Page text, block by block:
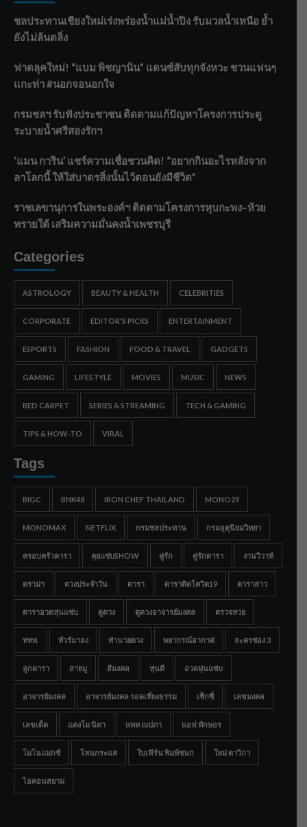
ชลประทานเชียงใหม่เร่งพร่องน้ำแม่น้ำปิง รับมวลน้ำเหนือ ย้ำ
ยังไม่ล้นตลิ่ง
ฟาดลุคใหม่! “แบม พิชญานิน” แดนซ์สับทุกจังหวะ ชวนแฟนๆ
แกะท่า #นอกจอนอกใจ
กรมชลฯ รับฟังประชาชน ติดตามแก้ปัญหาโครงการประตู
ระบายน้ำศรีสองรักฯ
‘แมน การิน’ แชร์ความเชื่อชวนคิด! “อยากกินอะไรหลังจาก
ลาโลกนี้ ให้ใส่บาตรสิ่งนั้นไว้ตอนยังมีชีวิต”
ราชเลขานุการในพระองค์ฯ ติดตามโครงการหุบกะพง–ห้วย
ทรายใต้ เสริมความมั่นคงน้ำเพชรบุรี
Categories
ASTROLOGY BEAUTY & HEALTH CELEBRITIES
CORPORATE EDITOR'S PICKS ENTERTAINMENT
ESPORTS FASHION FOOD & TRAVEL GADGETS
GAMING LIFESTYLE MOVIES MUSIC NEWS
RED CARPET SERIES & STREAMING TECH & GAMING
TIPS & HOW-TO VIRAL
Tags
BIGC BNK48 IRON CHEF THAILAND MONO29
MONOMAX NETFLIX กรมชลประทาน กรมอุตุนิยมวิทยา
ครอบครัวดารา คุยแซ่บSHOW คู่รัก คู่รักดารา งานวิวาห์
ดราม่า ดวงประจำวัน ดารา ดาราติดโควิด19 ดาราสาว
ดาราอวดหุ่นแซ่บ ดูดวง ดูดวงอาจารย์มงคล ตรวจหวย
ททท. ทัวร์มาลง ทำนายดวง พยากรณ์อากาศ ละครช่อง 3
ลูกดารา สายมู สีมงคล หุ่นดี อวดหุ่นแซ่บ
อาจารย์มงคล อาจารย์มงคล รอดเที่ยงธรรม เซ็กซี่ เลขมงคล
เลขเด็ด แตงโม นิดา แพท ณปภา แอฟ ทักษอร
โมโนแมกซ์ โหนกระแส ใบเฟิร์น พิมพ์ชนก ใหม่ ดาวิกา
ไอคอนสยาม